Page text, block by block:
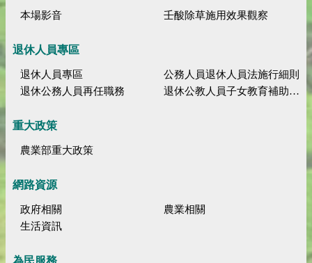
本場影音 壬酸除草施用效果觀察
退休人員專區
退休人員專區
公務人員退休人員法施行細則
退休公務人員再任職務
退休公教人員子女教育補助規定
重大政策
農業部重大政策
網路資源
政府相關
農業相關
生活資訊